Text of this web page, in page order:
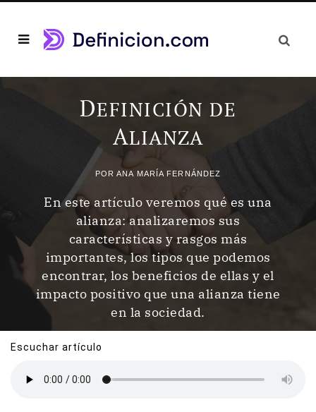
DEFINICIÓN DE
ALIANZA
PORANA MARÍA FERNÁNDEZ
En este artículo veremos qué es una
alianza: analizaremos sus
características y rasgos más
importantes, los tipos que podemos
encontrar, los beneficios de ellas y el
impacto positivo que una alianza tiene
en la sociedad.
Escuchar artículo